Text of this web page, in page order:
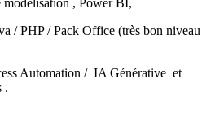
modélisation , Power BI,
/ PHP / Pack Office (très bon niveau
Automation / IA Générative et
.